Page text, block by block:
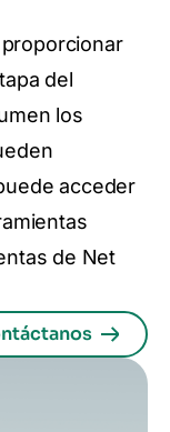
del
los
acceder
de Net